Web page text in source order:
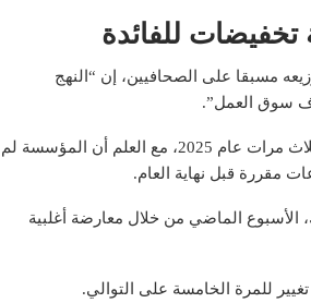
تخفيضات للفائدة
مسبقا على الصحافيين، إن “النهج
سوق العمل”.
ولا تزال المسؤولة تتوقع أن يخفض الاحتياطي الفيدرالي معدلات الفائدة ثلاث مرات عام 2025، مع العلم أن المؤسسة لم
مقررة قبل نهاية العام.
الأسبوع الماضي من خلال معارضة أغلبية
للمرة الخامسة على التوالي.